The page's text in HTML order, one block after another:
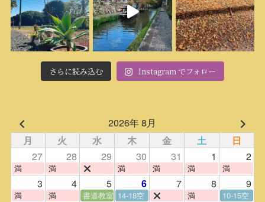
さらに読み込む Instagram でフォロー
2026年 8月
月 火 水 木 金 土 日
27 28 29 30 31 1 2
満 満 満 満 満 満
3 4 5 6 7 8 9
満 満 書道教室 14-18空 満
10-15空